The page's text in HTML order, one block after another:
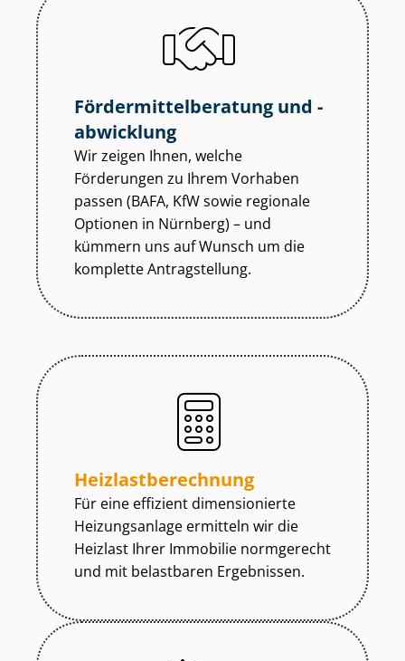
För­der­mit­tel­be­ra­tung und -
abwicklung
Wir zeigen Ihnen, welche
Förderungen zu Ihrem Vorhaben
passen (BAFA, KfW sowie regionale
Optionen in Nürnberg) – und
kümmern uns auf Wunsch um die
komplette Antragstellung.
Heiz­last­be­rech­nung
Für eine effizient dimensionierte
Heizungsanlage ermitteln wir die
Heizlast Ihrer Immobilie normgerecht
und mit belastbaren Ergebnissen.